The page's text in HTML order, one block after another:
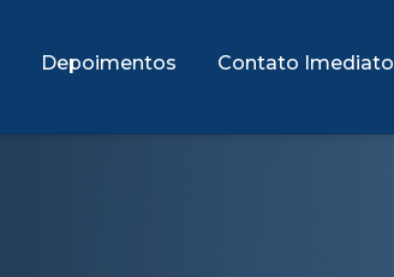
Depoimentos Contato Imediato